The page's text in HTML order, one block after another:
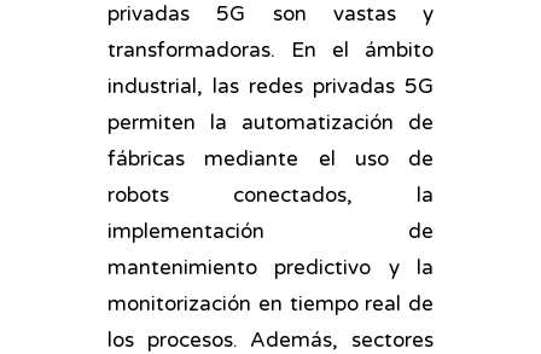
privadas 5G son vastas y
transformadoras. En el ámbito
industrial, las redes privadas 5G
permiten la automatización de
fábricas mediante el uso de
robots conectados, la
implementación de
mantenimiento predictivo y la
monitorización en tiempo real de
los procesos. Además, sectores